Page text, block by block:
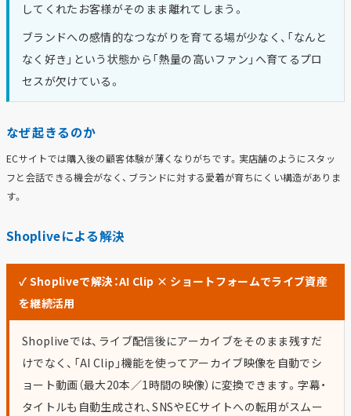
してくれたお客様がそのまま離れてしまう。
ブランドへの感情的なつながりを育てる場が少なく、「なんと
なく好き」という状態から「熱量の高いファン」へ育てるプロ
セスが欠けている。
なぜ起きるのか
ECサイトでは購入後の顧客体験が薄くなりがちです。実店舗のようにスタッ
フと会話できる機会がなく、ブランドに対する愛着が育ちにくい構造がありま
す。
Shopliveによる解決
✓ Shopliveで解決：AI Clip × ショートフォームでライブ資産
を継続活用
Shopliveでは、ライブ配信後にアーカイブをそのまま残すだ
けでなく、「AI Clip」機能を使ってアーカイブ映像を自動でシ
ョート動画（最大20本／1時間の映像）に変換できます。字幕・
タイトルも自動生成され、SNSやECサイトへの転用がスムー